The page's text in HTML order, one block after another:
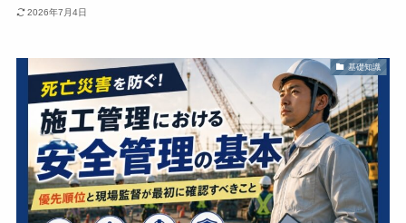
2026年7月4日
基礎知識